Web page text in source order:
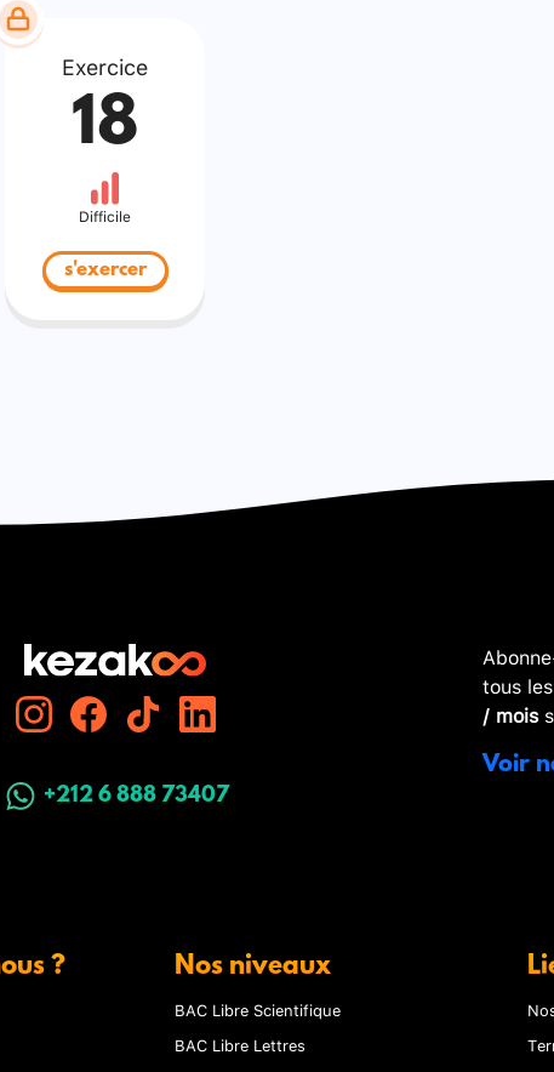
Exercice
18
Difficile
s'exercer
+212 6 888 73407
tous
/ mois
Voir
? Nos niveaux
BAC Libre Scientifique
BAC Libre Lettres